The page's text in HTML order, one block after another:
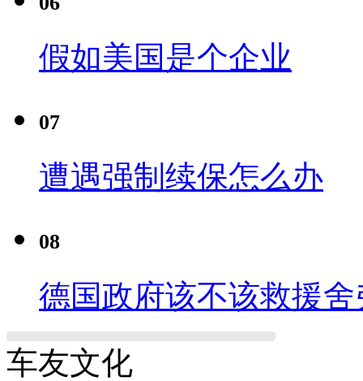
假如美国是个企业
07
遭遇强制续保怎么办
08
德国政府该不该救援舍
车友文化